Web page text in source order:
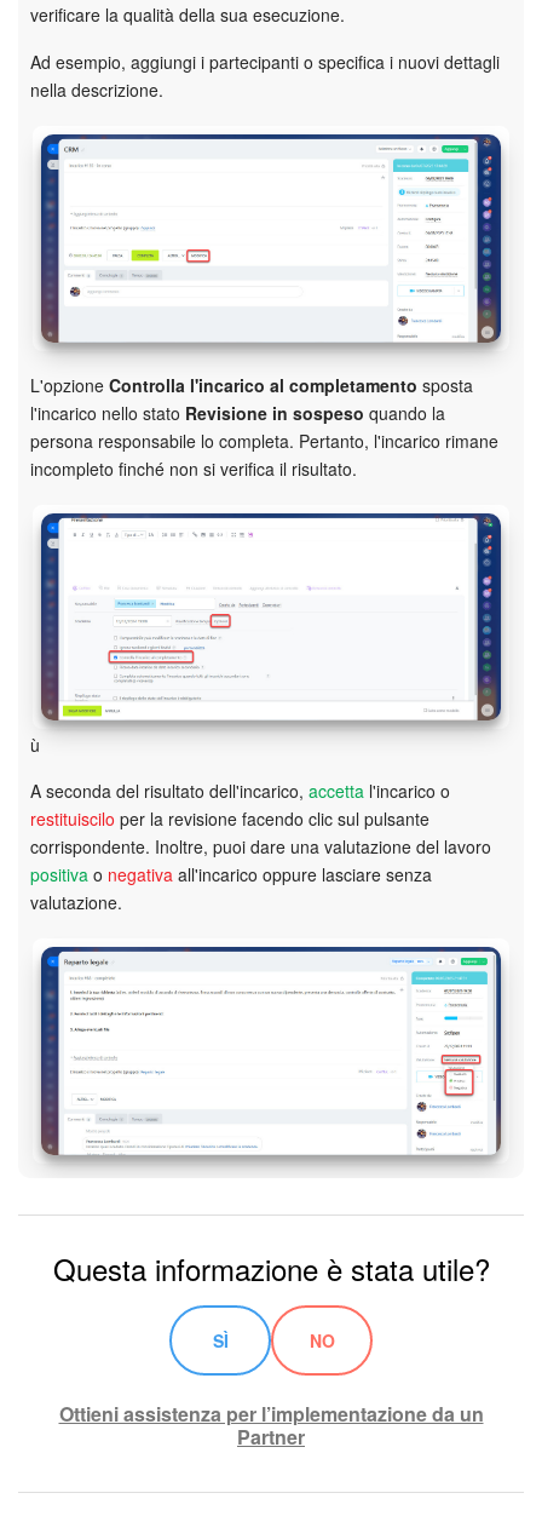
verificare la qualità della sua esecuzione.
Ad esempio, aggiungi i partecipanti o specifica i nuovi dettagli
nella descrizione.
L'opzione Controlla l'incarico al completamento sposta
l'incarico nello stato Revisione in sospeso quando la
persona responsabile lo completa. Pertanto, l'incarico rimane
incompleto finché non si verifica il risultato.
ù
A seconda del risultato dell'incarico, accetta l'incarico o
restituiscilo per la revisione facendo clic sul pulsante
corrispondente. Inoltre, puoi dare una valutazione del lavoro
positiva o negativa all'incarico oppure lasciare senza
valutazione.
Questa informazione è stata utile?
SÌ NO
Ottieni assistenza per l’implementazione da un
Partner